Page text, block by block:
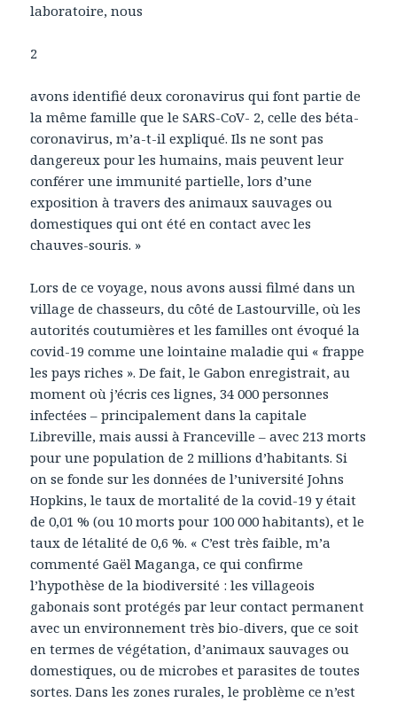
laboratoire, nous
2
avons identifié deux coronavirus qui font partie de
la même famille que le SARS-CoV- 2, celle des béta-
coronavirus, m’a-t-il expliqué. Ils ne sont pas
dangereux pour les humains, mais peuvent leur
conférer une immunité partielle, lors d’une
exposition à travers des animaux sauvages ou
domestiques qui ont été en contact avec les
chauves-souris. »
Lors de ce voyage, nous avons aussi filmé dans un
village de chasseurs, du côté de Lastourville, où les
autorités coutumières et les familles ont évoqué la
covid-19 comme une lointaine maladie qui « frappe
les pays riches ». De fait, le Gabon enregistrait, au
moment où j’écris ces lignes, 34 000 personnes
infectées – principalement dans la capitale
Libreville, mais aussi à Franceville – avec 213 morts
pour une population de 2 millions d’habitants. Si
on se fonde sur les données de l’université Johns
Hopkins, le taux de mortalité de la covid-19 y était
de 0,01 % (ou 10 morts pour 100 000 habitants), et le
taux de létalité de 0,6 %. « C’est très faible, m’a
commenté Gaël Maganga, ce qui confirme
l’hypothèse de la biodiversité : les villageois
gabonais sont protégés par leur contact permanent
avec un environnement très bio-divers, que ce soit
en termes de végétation, d’animaux sauvages ou
domestiques, ou de microbes et parasites de toutes
sortes. Dans les zones rurales, le problème ce n’est